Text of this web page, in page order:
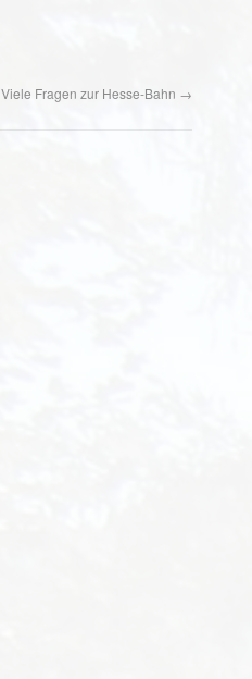
Viele Fragen zur Hesse-Bahn →